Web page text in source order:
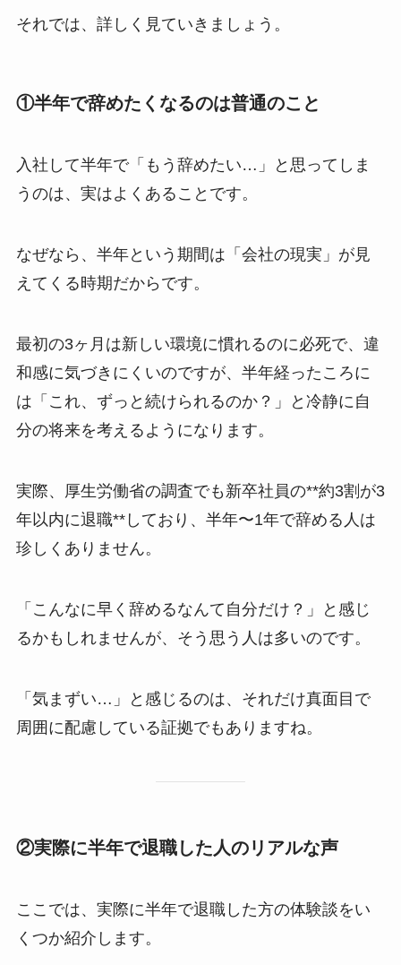
それでは、詳しく見ていきましょう。
①半年で辞めたくなるのは普通のこと
入社して半年で「もう辞めたい…」と思ってしま
うのは、実はよくあることです。
なぜなら、半年という期間は「会社の現実」が見
えてくる時期だからです。
最初の3ヶ月は新しい環境に慣れるのに必死で、違
和感に気づきにくいのですが、半年経ったころに
は「これ、ずっと続けられるのか？」と冷静に自
分の将来を考えるようになります。
実際、厚生労働省の調査でも新卒社員の**約3割が3
年以内に退職**しており、半年〜1年で辞める人は
珍しくありません。
「こんなに早く辞めるなんて自分だけ？」と感じ
るかもしれませんが、そう思う人は多いのです。
「気まずい…」と感じるのは、それだけ真面目で
周囲に配慮している証拠でもありますね。
②実際に半年で退職した人のリアルな声
ここでは、実際に半年で退職した方の体験談をい
くつか紹介します。